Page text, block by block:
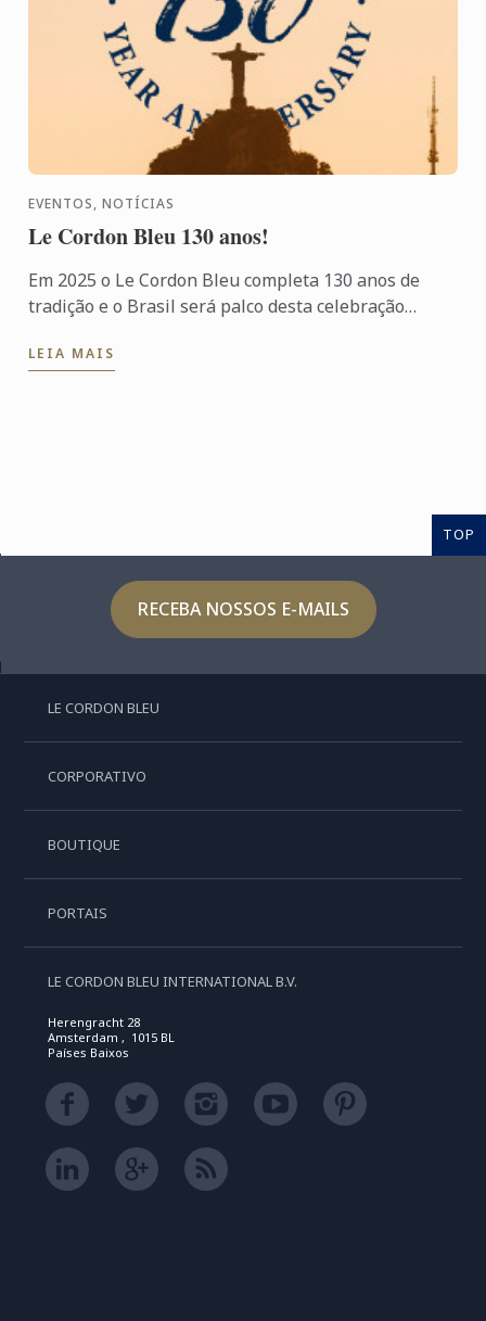
EVENTOS, NOTÍCIAS
Le Cordon Bleu 130 anos!
Em 2025 o Le Cordon Bleu completa 130 anos de
tradição e o Brasil será palco desta celebração
LEIA MAIS
TOP
RECEBA NOSSOS E-MAILS
LE CORDON BLEU
CORPORATIVO
BOUTIQUE
PORTAIS
LE CORDON BLEU INTERNATIONAL B.V.
Herengracht 28
Amsterdam , 1015 BL
Países Baixos